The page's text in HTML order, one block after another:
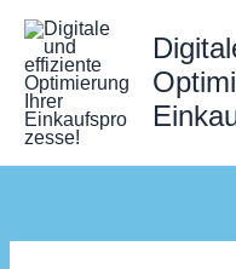
Inhalt
springen